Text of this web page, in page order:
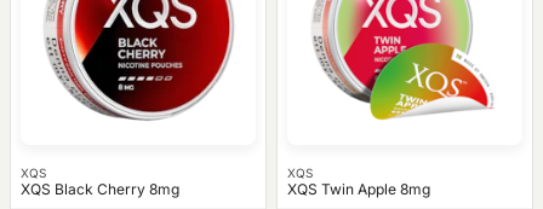
XQS
XQS Black Cherry 8mg
XQS
XQS Twin Apple 8mg